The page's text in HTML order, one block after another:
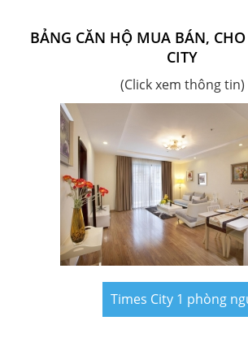
BẢNG CĂN HỘ MUA BÁN, CHO
CITY
(Click xem thông tin)
Times City 1 phòng